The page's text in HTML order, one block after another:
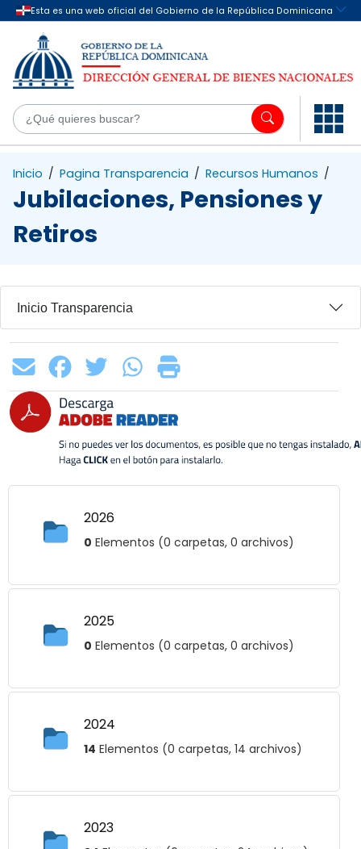
Saltar al contenido principal
Inicio / Pagina Transparencia / Recursos Humanos /
Jubilaciones, Pensiones y
Retiros
Inicio Transparencia
2026
0 Elementos (0 carpetas, 0 archivos)
2025
0 Elementos (0 carpetas, 0 archivos)
2024
14 Elementos (0 carpetas, 14 archivos)
2023